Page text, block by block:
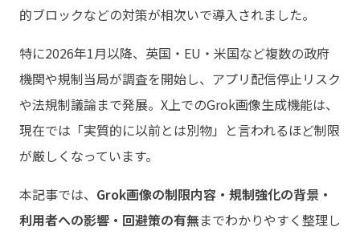
的ブロックなどの対策が相次いで導入されました。
特に2026年1月以降、英国・EU・米国など複数の政府
機関や規制当局が調査を開始し、アプリ配信停止リスク
や法規制議論まで発展。X上でのGrok画像生成機能は、
現在では「実質的に以前とは別物」と言われるほど制限
が厳しくなっています。
本記事では、 Grok画像の制限内容・規制強化の背景・
利用者への影響・回避策の有無までわかりやすく整理し